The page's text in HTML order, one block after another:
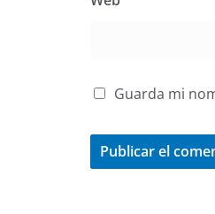
Guarda mi